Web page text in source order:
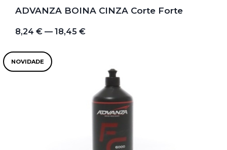
ADVANZA BOINA CINZA Corte Forte
8,24 € — 18,45 €
NOVIDADE